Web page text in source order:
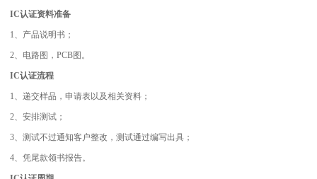
IC认证资料准备
1、产品说明书；
2、电路图，PCB图。
IC认证流程
1、递交样品，申请表以及相关资料；
2、安排测试；
3、测试不过通知客户整改，测试通过编写出具；
4、凭尾款领书报告。